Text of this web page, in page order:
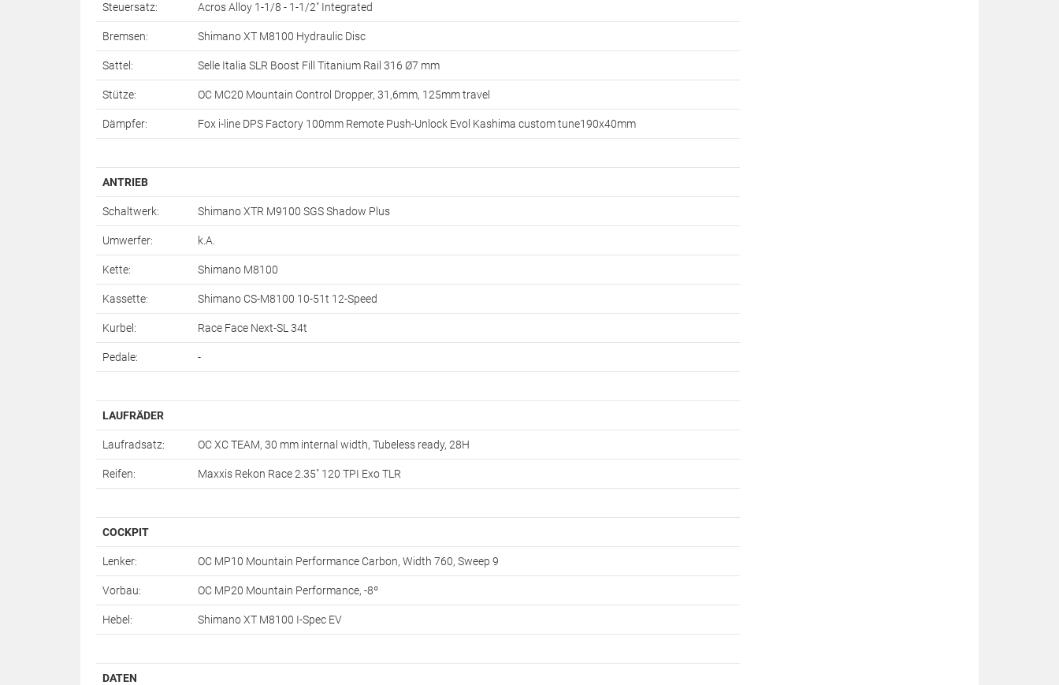
Steuersatz: Acros Alloy 1-1/8 - 1-1/2" Integrated
Bremsen: Shimano XT M8100 Hydraulic Disc
Sattel: Selle Italia SLR Boost Fill Titanium Rail 316 Ø7 mm
Stütze: OC MC20 Mountain Control Dropper, 31,6mm, 125mm travel
Dämpfer: Fox i-line DPS Factory 100mm Remote Push-Unlock Evol Kashima custom tune190x40mm
ANTRIEB
Schaltwerk: Shimano XTR M9100 SGS Shadow Plus
Umwerfer: k.A.
Kette: Shimano M8100
Kassette: Shimano CS-M8100 10-51t 12-Speed
Kurbel: Race Face Next-SL 34t
Pedale: -
LAUFRÄDER
Laufradsatz: OC XC TEAM, 30 mm internal width, Tubeless ready, 28H
Reifen: Maxxis Rekon Race 2.35" 120 TPI Exo TLR
COCKPIT
Lenker: OC MP10 Mountain Performance Carbon, Width 760, Sweep 9
Vorbau: OC MP20 Mountain Performance, -8º
Hebel: Shimano XT M8100 I-Spec EV
DATEN